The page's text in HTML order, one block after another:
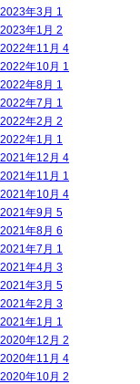
2023年3月 1
2023年1月 2
2022年11月 4
2022年10月 1
2022年8月 1
2022年7月 1
2022年2月 2
2022年1月 1
2021年12月 4
2021年11月 1
2021年10月 4
2021年9月 5
2021年8月 6
2021年7月 1
2021年4月 3
2021年3月 5
2021年2月 3
2021年1月 1
2020年12月 2
2020年11月 4
2020年10月 2